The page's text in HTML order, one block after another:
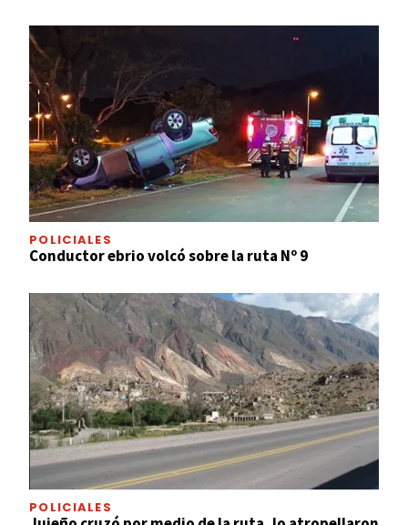
POLICIALES
Conductor ebrio volcó sobre la ruta Nº 9
POLICIALES